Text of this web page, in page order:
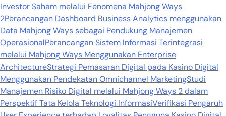
Investor Saham melalui Fenomena Mahjong Ways
2Perancangan Dashboard Business Analytics menggunakan
Data Mahjong Ways sebagai Pendukung Manajemen
OperasionalPerancangan Sistem Informasi Terintegrasi
melalui Mahjong Ways Menggunakan Enterprise
ArchitectureStrategi Pemasaran Digital pada Kasino Digital
Menggunakan Pendekatan Omnichannel MarketingStudi
Manajemen Risiko Digital melalui Mahjong Ways 2 dalam
Perspektif Tata Kelola Teknologi InformasiVerifikasi Pengaruh